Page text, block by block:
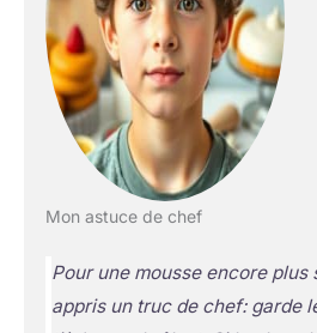
Mon astuce de chef
Pour une mousse encore plus
appris un truc de chef: garde